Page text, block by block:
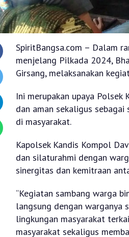
SpiritBangsa.com – Dalam
menjelang Pilkada 2024,
Girsang, melaksanakan
Ini merupakan upaya
dan aman sekaligus
di masyarakat.
Kapolsek Kandis Kompol
dan silaturahmi dengan
sinergitas dan kemitraan
“Kegiatan sambang warga
langsung dengan warganya
lingkungan masyarakat
masyarakat sekaligus